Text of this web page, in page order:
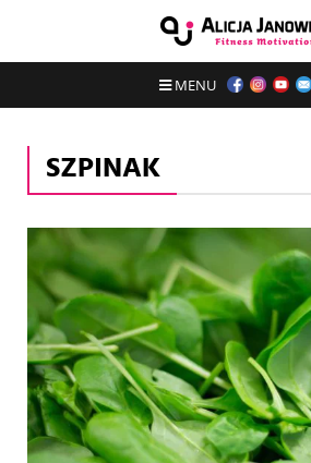
MENU
SZPINAK